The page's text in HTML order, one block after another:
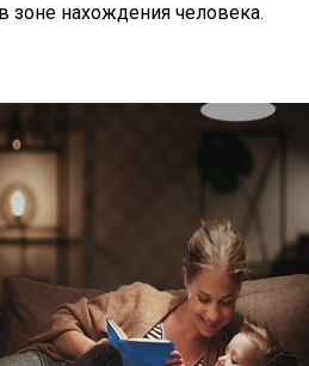
зоне нахождения человека.